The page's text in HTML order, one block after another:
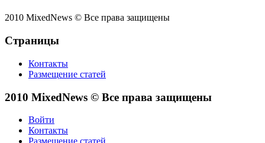
2010 MixedNews © Все права защищены
Страницы
Контакты
Размещение статей
2010 MixedNews © Все права защищены
Войти
Контакты